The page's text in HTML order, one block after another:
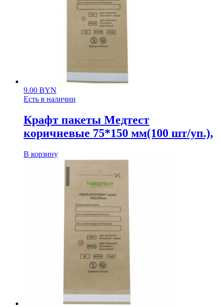
9.00 BYN
Есть в наличии
Крафт пакеты Медтест
коричневые 75*150 мм(100 шт/уп.),
В корзину